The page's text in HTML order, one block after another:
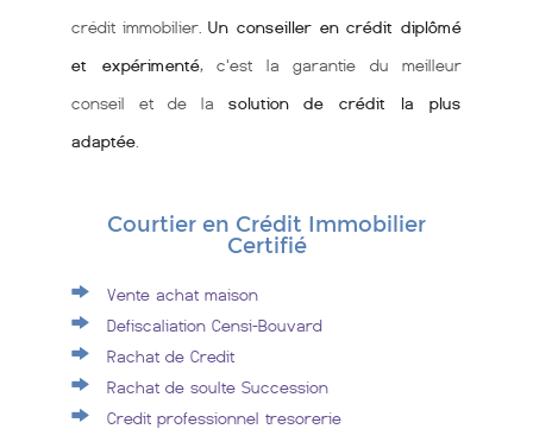
crédit immobilier.Un conseiller en crédit diplômé
et expérimenté, c'est la garantie du meilleur
conseil et de la solution de crédit la plus
adaptée
Courtier en Crédit Immobilier
Certifié
Vente achat maison
Defiscaliation Censi-Bouvard
Rachat de Credit
Rachat de soulte Succession
Credit professionnel tresorerie